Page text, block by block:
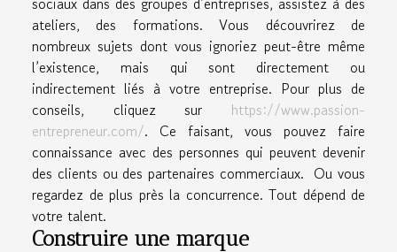
ateliers, des formations. Vous découvrirez de
nombreux sujets dont vous ignoriez peut-être même
l’existence, mais qui sont directement ou
indirectement liés à votre entreprise. Pour plus de
conseils, cliquez sur https://www.passion-
entrepreneur.com/. Ce faisant, vous pouvez faire
connaissance avec des personnes qui peuvent devenir
des clients ou des partenaires commerciaux. Ou vous
regardez de plus près la concurrence. Tout dépend de
votre talent.
Construire une marque